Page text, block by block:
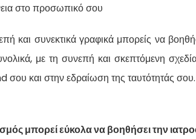
στο προσωπικό σου
και συνεκτικά γραφικά μπορείς να
με τη συνεπή και σκεπτόμενη
και στην εδραίωση της ταυτότητάς σου.
μπορεί εύκολα να βοηθήσει την